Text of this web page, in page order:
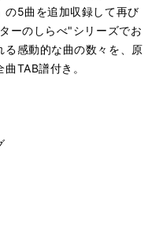
の5曲を追加収録して再び
ーのしらべ"シリーズでお
感動的な曲の数々を、原
TAB譜付き。